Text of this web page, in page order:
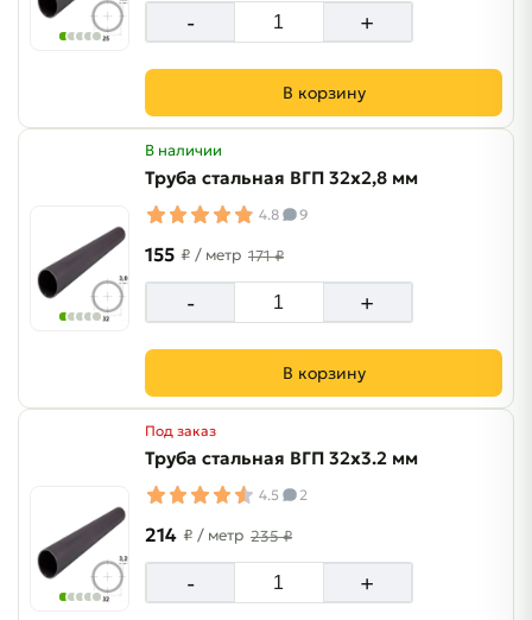
- +
В корзину
В наличии
Труба стальная ВГП 32х2,8 мм
4.8 9
155 ₽ / метр 171 ₽
- +
В корзину
Под заказ
Труба стальная ВГП 32х3.2 мм
4.5 2
214 ₽ / метр 235 ₽
- +